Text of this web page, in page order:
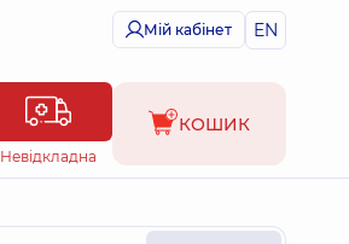
Мій кабінет EN
Невідкладна
КОШИК